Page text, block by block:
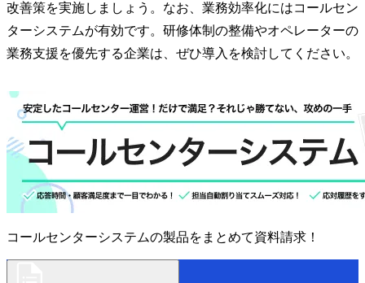
改善策を実施しましょう。なお、業務効率化にはコールセン
ターシステムが有効です。研修体制の整備やオペレーターの
業務支援を優先する企業は、ぜひ導入を検討してください。
コールセンターシステムの製品をまとめて資料請求！